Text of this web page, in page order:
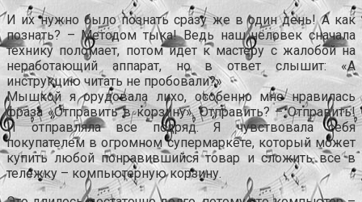
И их нужно было познать сразу же в один день! А как
познать? – Методом тыка! Ведь наш человек сначала
технику поломает, потом идет к мастеру с жалобой на
неработающий аппарат, но в ответ слышит: «А
инструкцию читать не пробовали?»
Мышкой я орудовала лихо, особенно мне нравилась
фраза «Отправить в корзину». Отправить? – Отправить!
И отправляла все подряд. Я чувствовала себя
покупателем в огромном супермаркете, который может
купить любой понравившийся товар и сложить все в
тележку – компьютерную корзину.